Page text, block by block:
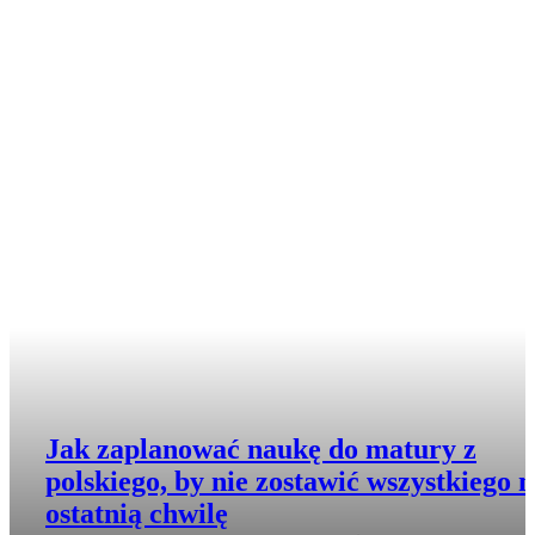
Jak zaplanować naukę do matury z
polskiego, by nie zostawić wszystkiego
ostatnią chwilę